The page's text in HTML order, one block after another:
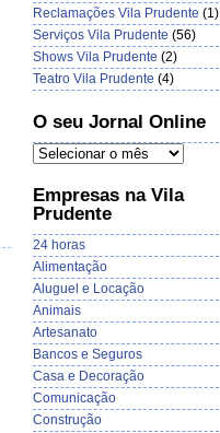
Reclamações Vila Prudente (1)
Serviços Vila Prudente (56)
Shows Vila Prudente (2)
Teatro Vila Prudente (4)
O seu Jornal Online
Empresas na Vila
Prudente
24 horas
Alimentação
Aluguel e Locação
Animais
Artesanato
Bancos e Seguros
Casa e Decoração
Comunicação
Construção